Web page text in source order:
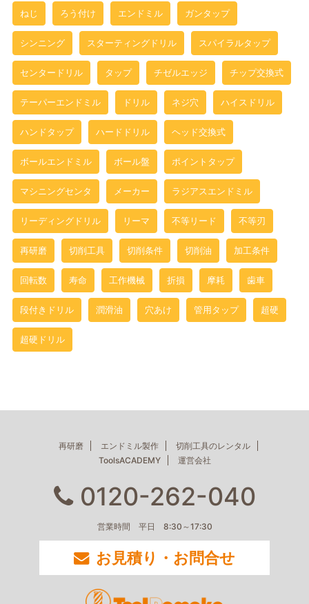
ねじ ろう付け エンドミル ガンタップ
シンニング スターティングドリル スパイラルタップ
センタードリル タップ チゼルエッジ チップ交換式
テーパーエンドミル ドリル ネジ穴 ハイスドリル
ハンドタップ ハードドリル ヘッド交換式
ボールエンドミル ボール盤 ポイントタップ
マシニングセンタ メーカー ラジアスエンドミル
リーディングドリル リーマ 不等リード 不等刃
再研磨 切削工具 切削条件 切削油 加工条件
回転数 寿命 工作機械 折損 摩耗 歯車
段付きドリル 潤滑油 穴あけ 管用タップ 超硬
超硬ドリル
再研磨 エンドミル製作
切削工具のレンタル
ToolsACADEMY
運営会社
0120-262-040
営業時間 平日 8:30～17:30
お見積り・お問合せ